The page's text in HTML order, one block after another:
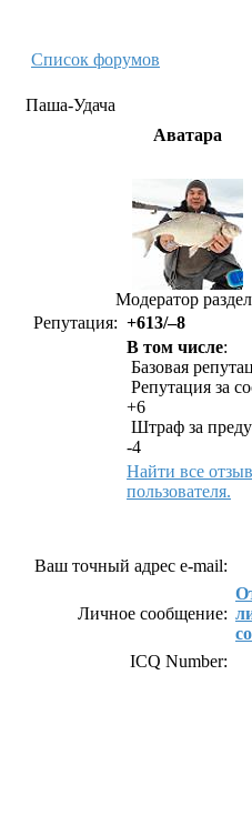
Список форумов
Паша-Удача
Аватара
Модератор
Репутация: +613/–8
В том числе:
Базовая
Репутация за
+6
Штраф за
-4
Найти все
пользователя.
Ваш точный адрес e-mail:
Личное сообщение:
ICQ Number: